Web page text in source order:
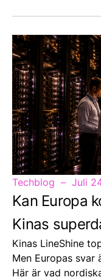
Techblog Juli
Kan Europa
Kinas
Kinas LineShine
Men Europas svar
Här är vad